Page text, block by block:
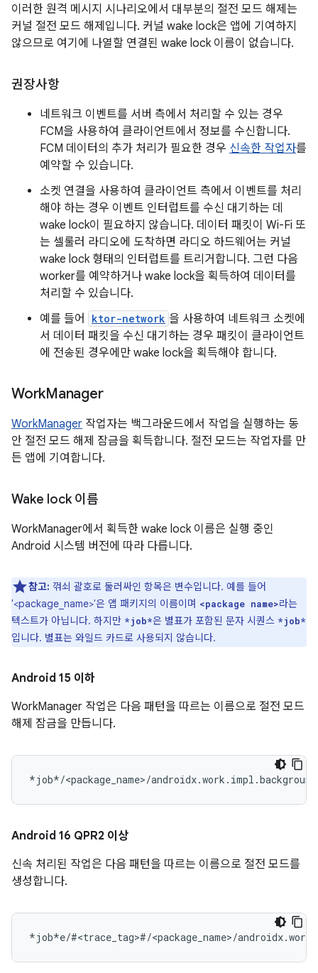
이러한 원격 메시지 시나리오에서 대부분의 절전 모드 해제는
커널 절전 모드 해제입니다. 커널 wake lock은 앱에 기여하지
않으므로 여기에 나열할 연결된 wake lock 이름이 없습니다.
권장사항
네트워크 이벤트를 서버 측에서 처리할 수 있는 경우
FCM을 사용하여 클라이언트에서 정보를 수신합니다.
FCM 데이터의 추가 처리가 필요한 경우 신속한 작업자를
예약할 수 있습니다.
소켓 연결을 사용하여 클라이언트 측에서 이벤트를 처리
해야 하는 경우 이벤트 인터럽트를 수신 대기하는 데
wake lock이 필요하지 않습니다. 데이터 패킷이 Wi-Fi 또
는 셀룰러 라디오에 도착하면 라디오 하드웨어는 커널
wake lock 형태의 인터럽트를 트리거합니다. 그런 다음
worker를 예약하거나 wake lock을 획득하여 데이터를
처리할 수 있습니다.
예를 들어
ktor-network 을 사용하여 네트워크 소켓에
서 데이터 패킷을 수신 대기하는 경우 패킷이 클라이언트
에 전송된 경우에만 wake lock을 획득해야 합니다.
WorkManager
WorkManager 작업자는 백그라운드에서 작업을 실행하는 동
안 절전 모드 해제 잠금을 획득합니다. 절전 모드는 작업자를 만
든 앱에 기여합니다.
Wake lock 이름
WorkManager에서 획득한 wake lock 이름은 실행 중인
Android 시스템 버전에 따라 다릅니다.
참고: 꺾쇠 괄호로 둘러싸인 항목은 변수입니다. 예를 들어
'<package_name>'은 앱 패키지의 이름이며 <package name>라는
텍스트가 아닙니다. 하지만 *job*은 별표가 포함된 문자 시퀀스 *job*
입니다. 별표는 와일드 카드로 사용되지 않습니다.
Android 15 이하
WorkManager 작업은 다음 패턴을 따르는 이름으로 절전 모드
해제 잠금을 만듭니다.
Android 16 QPR2 이상
신속 처리된 작업은 다음 패턴을 따르는 이름으로 절전 모드를
생성합니다.